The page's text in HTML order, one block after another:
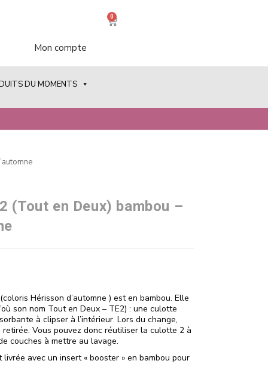
Mon compte
0
DU MOMENTS
(Tout en Deux) bambou –
Hérisson d’automne ) est en bambou. Elle
son nom Tout en Deux – TE2) : une culotte
à clipser à l’intérieur. Lors du change,
Vous pouvez donc réutiliser la culotte 2 à
couches à mettre au lavage.
avec un insert « booster » en bambou pour